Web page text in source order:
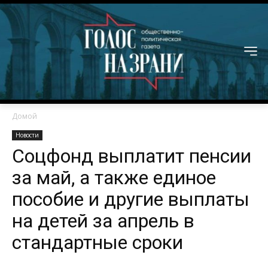
Домой
Новости
Соцфонд выплатит пенсии
за май, а также единое
пособие и другие выплаты
на детей за апрель в
стандартные сроки